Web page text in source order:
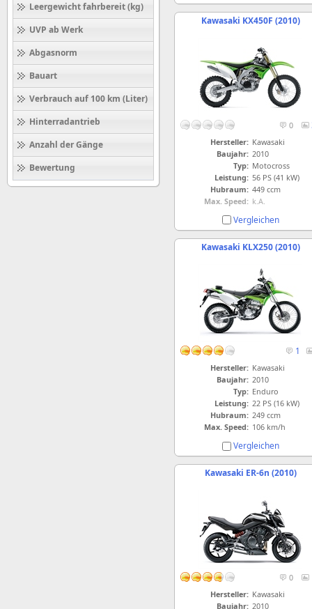
Leergewicht fahrbereit (kg)
UVP ab Werk
Abgasnorm
Bauart
Verbrauch auf 100 km (Liter)
Hinterradantrieb
Anzahl der Gänge
Bewertung
Kawasaki KX450F (2010)
0
Hersteller: Kawasaki
Baujahr: 2010
Typ: Motocross
Leistung: 56 PS (41 kW)
Hubraum: 449 ccm
Max. Speed: k.A.
Vergleichen
Kawasaki KLX250 (2010)
1
Hersteller: Kawasaki
Baujahr: 2010
Typ: Enduro
Leistung: 22 PS (16 kW)
Hubraum: 249 ccm
Max. Speed: 106 km/h
Vergleichen
Kawasaki ER-6n (2010)
0
Hersteller: Kawasaki
Baujahr: 2010